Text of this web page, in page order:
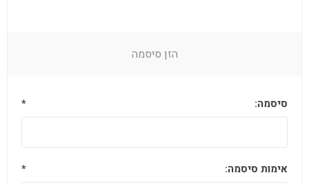
הזן סיסמה
סיסמה: *
אימות סיסמה: *